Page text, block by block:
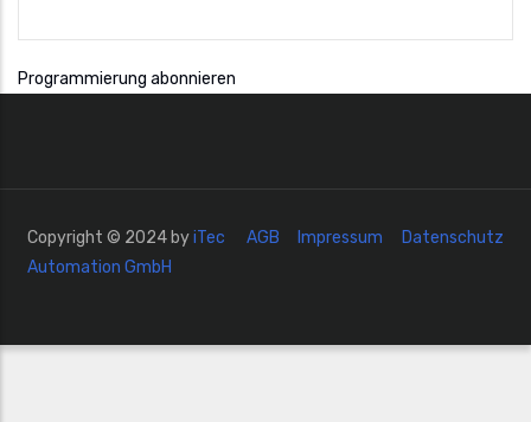
Programmierung abonnieren
Copyright © 2024 byiTec
Automation GmbH
AGB Impressum Datenschutz